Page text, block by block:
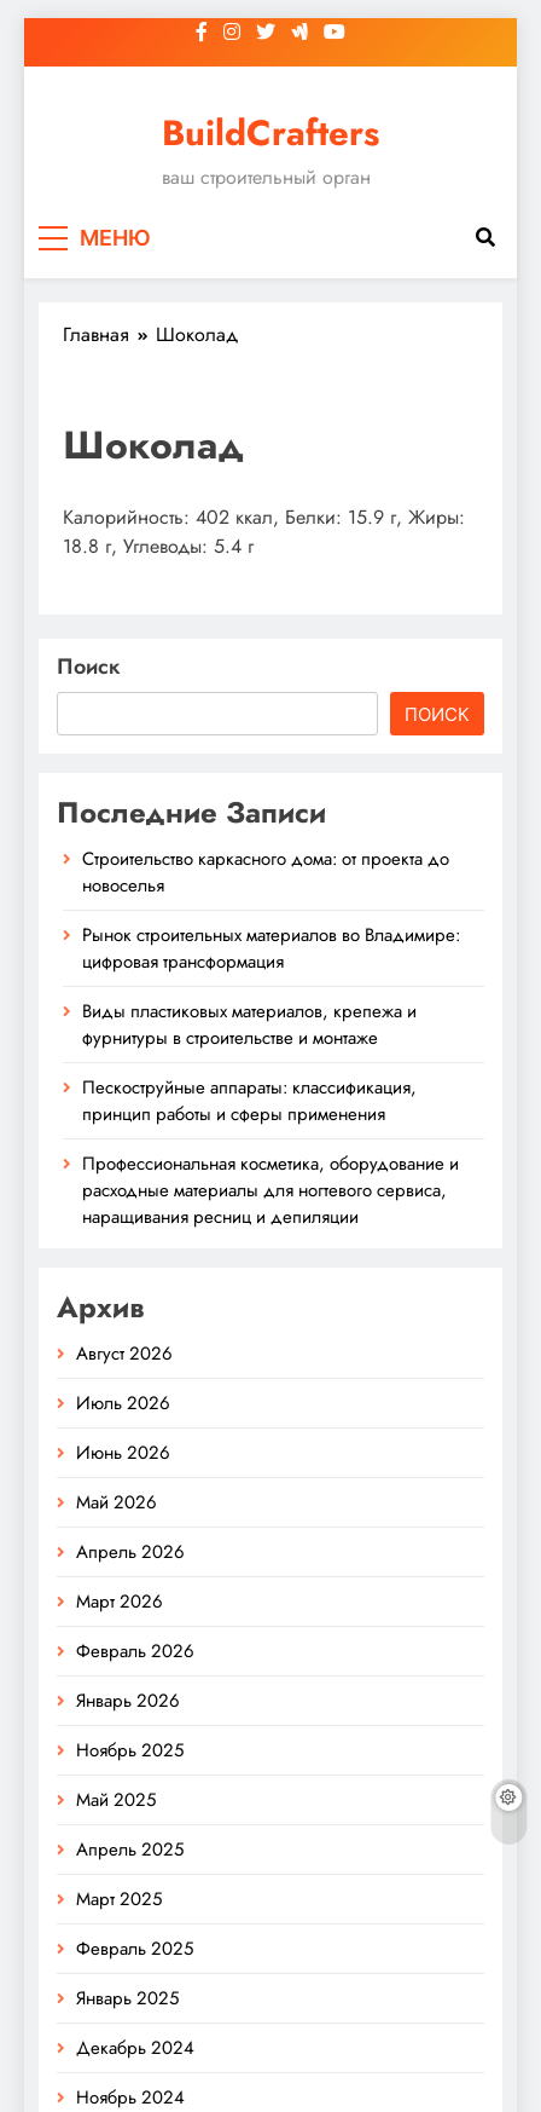
к
BuildCrafters
ваш строительный орган
МЕНЮ
Главная Шоколад
Шоколад
Калорийность: 402 ккал, Белки: 15.9 г, Жиры:
18.8 г, Углеводы: 5.4 г
Поиск
ПОИСК
Последние Записи
Строительство каркасного дома: от проекта до
новоселья
Рынок строительных материалов во Владимире:
цифровая трансформация
Виды пластиковых материалов, крепежа и
фурнитуры в строительстве и монтаже
Пескоструйные аппараты: классификация,
принцип работы и сферы применения
Профессиональная косметика, оборудование и
расходные материалы для ногтевого сервиса,
наращивания ресниц и депиляции
Архив
Август 2026
Июль 2026
Июнь 2026
Май 2026
Апрель 2026
Март 2026
Февраль 2026
Январь 2026
Ноябрь 2025
Май 2025
Апрель 2025
Март 2025
Февраль 2025
Январь 2025
Декабрь 2024
Ноябрь 2024